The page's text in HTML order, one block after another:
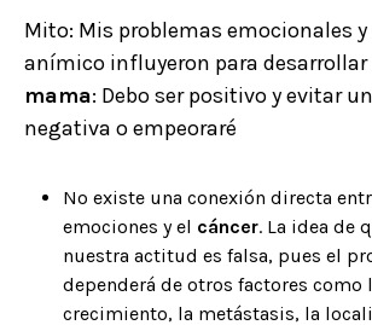
Mito: Mis problemas emocionales
anímico influyeron para desarrollar
mama: Debo ser positivo y evitar
negativa o empeoraré
No existe una conexión directa
emociones y el cáncer. La idea de
nuestra actitud es falsa, pues el
dependerá de otros factores como
crecimiento, la metástasis, la